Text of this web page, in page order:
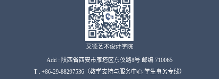
艾德艺术设计学院
Add : 陕西省西安市雁塔区东仪路8号 邮编 710065
T : +86-29-88297536（教学支持与服务中心 学生事务专线）